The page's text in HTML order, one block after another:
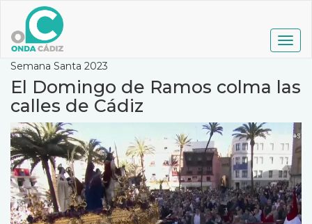
contenido
principal
Semana Santa 2023
El Domingo de Ramos colma las
calles de Cádiz